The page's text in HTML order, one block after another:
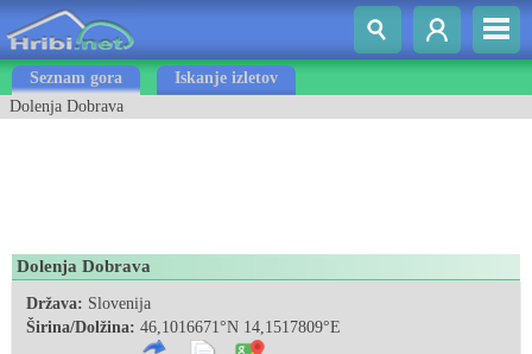
Seznam gora
Iskanje izletov
Dolenja Dobrava
Dolenja Dobrava
Država: Slovenija
Širina/Dolžina: 46,1016671°N 14,1517809°E